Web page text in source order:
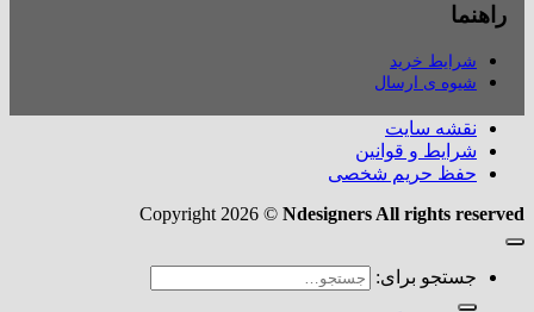
راهنما
شرایط خرید
شیوه ی ارسال
نقشه سایت
شرایط و قوانین
حفظ حریم شخصی
Copyright 2026 © Ndesigners All rights reserved
جستجو برای: